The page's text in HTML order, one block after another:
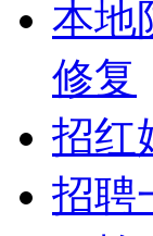
本地
修复
招红
招聘